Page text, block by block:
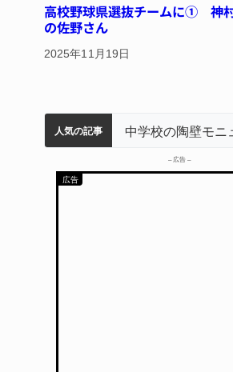
高校野球県選抜チームに① 神
の佐野さん
2025年11月19日
人気の記事
名張市立病院のDMAT、熊本地震の被災地へ 能登以来3回目の派遣
【インターハイ⑨】ソフトテニス ミス減らし上位狙う 近大高専
リレーで東海中学総体へ 伊賀・名張
名張市役所「憩いの森」、市民団体が管理・活用へ 公募型事業で初採択
– 広告 –